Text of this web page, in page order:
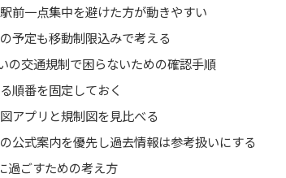
前一点集中を避けた方が動きやすい
予定も移動制限込みで考える
の交通規制で困らないための確認手順
順番を固定しておく
アプリと規制図を見比べる
公式案内を優先し過去情報は参考扱いにする
過ごすための考え方